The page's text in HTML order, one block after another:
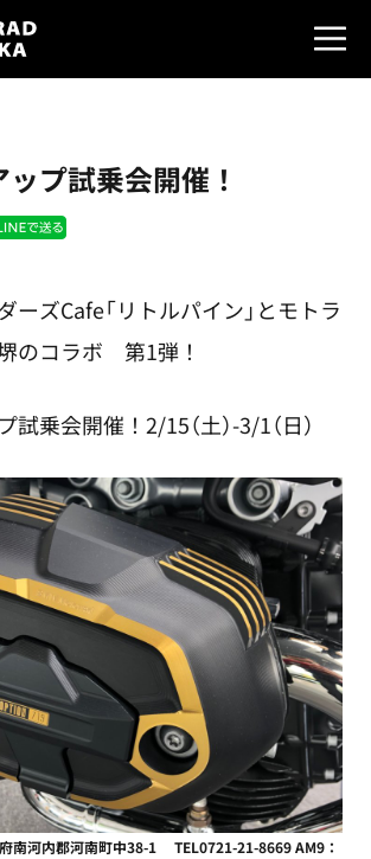
プ試乗会開催！
ーズCafe「リトルパイン」とモトラ
のコラボ 第1弾！
乗会開催！2/15（土）-3/1（日）
府南河内郡河南町中38-1 TEL0721-21-8669 AM9：